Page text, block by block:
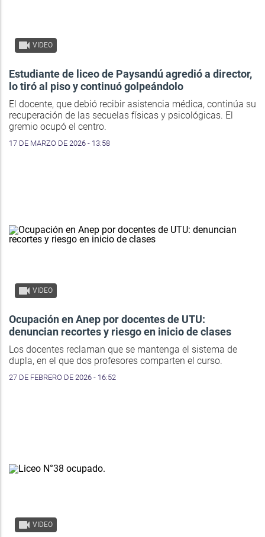
VIDEO
Estudiante de liceo de Paysandú agredió a director,
lo tiró al piso y continuó golpeándolo
El docente, que debió recibir asistencia médica, continúa su
recuperación de las secuelas físicas y psicológicas. El
gremio ocupó el centro.
17 DE MARZO DE 2026 - 13:58
VIDEO
Ocupación en Anep por docentes de UTU:
denuncian recortes y riesgo en inicio de clases
Los docentes reclaman que se mantenga el sistema de
dupla, en el que dos profesores comparten el curso.
27 DE FEBRERO DE 2026 - 16:52
VIDEO